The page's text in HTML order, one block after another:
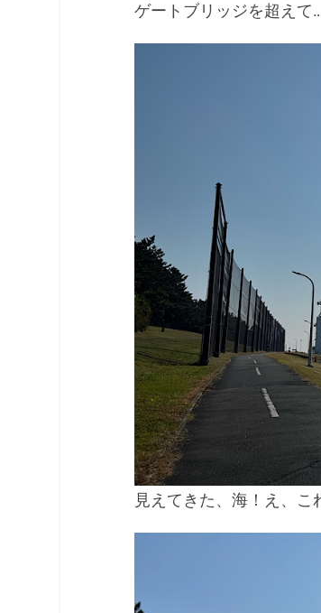
ゲートブリッジを超えて
見えてきた、海！え、こ